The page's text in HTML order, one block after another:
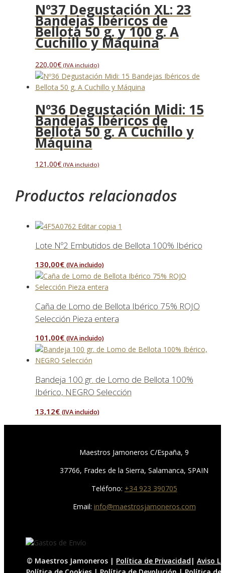
Nº37 Degustación XL: 23
Bandejas Ibéricos de
Bellota 50 g. y 100 g. A
Cuchillo y Máquina
220,00€ (IVA incluido)
Nº36 Degustación Midi: 15
Bandejas Ibéricos de
Bellota 50 g. A Cuchillo y
Máquina
121,00€ (IVA incluido)
Productos relacionados
Lote Nº2 Embutidos de Bellota 100% Ibérico
130,00€ (IVA incluido)
Caña de Lomo de Bellota Ibérico 75% ROJO
Selección Pieza entera
101,00€ (IVA incluido)
Bandeja 100 gr. de Lomo de Bellota 100%
Ibérico, NEGRO Selección
13,12€ (IVA incluido)
Maestros Jamoneros C/España, 9
37766, Frades de la Sierra, Salamanca, SPAIN
Teléfono: +34 923 390705
Email: info@maestrosjamoneros.com
© Maestros Jamoneros | Política de Privacidad |Aviso